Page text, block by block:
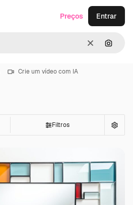
Limpar
Preços Entrar
Crie um vídeo com IA
Filtros